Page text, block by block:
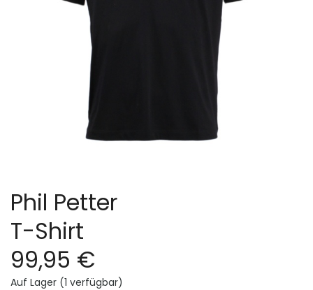
Phil Petter
T-Shirt
99,95 €
Auf Lager (1 verfügbar)